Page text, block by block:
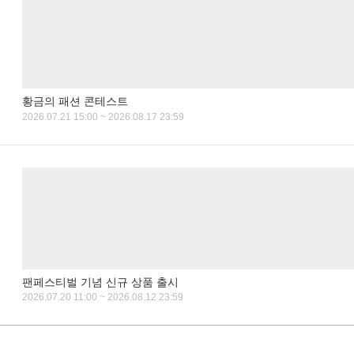
황금의 패션 콘테스트
2026.07.21 15:00 ~ 2026.08.17 23:59
팬페스티벌 기념 신규 상품 출시
2026.07.20 11:00 ~ 2026.08.12 23:59